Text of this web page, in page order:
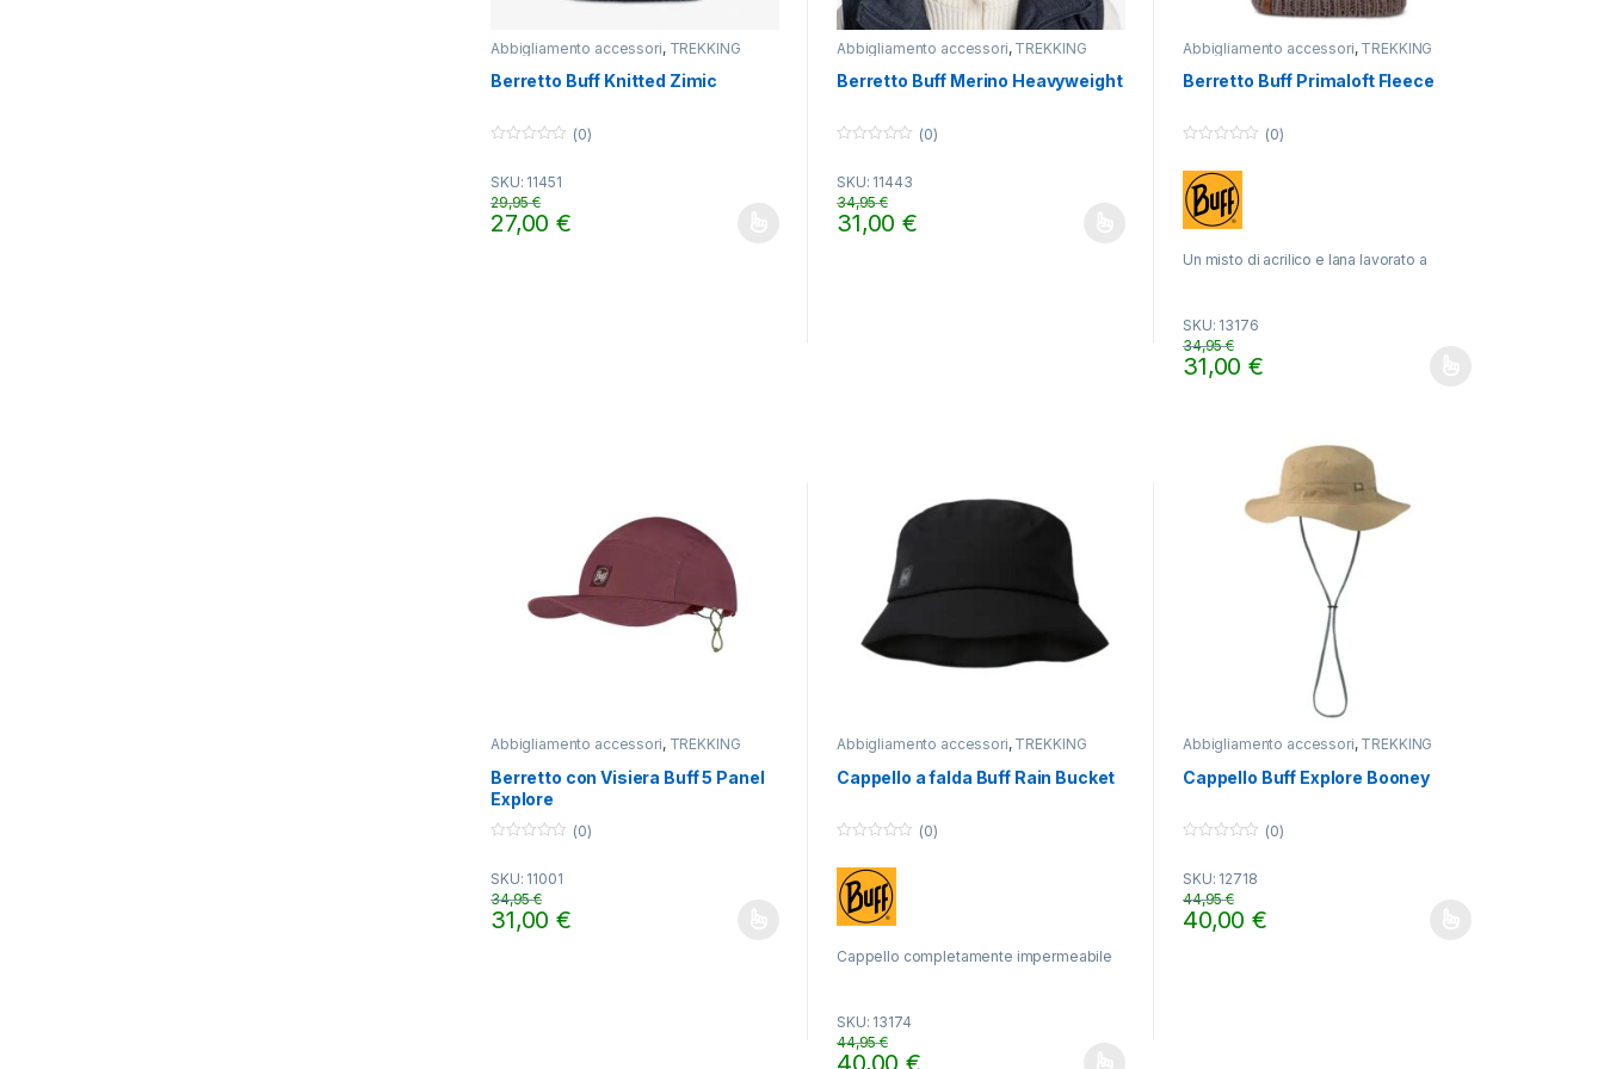
Abbigliamento accessori, TREKKING
Berretto Buff Knitted Zimic
u
t
o
f
(0)
SKU: 11451
27,00€
29,95€
Questo prodotto ha più varianti. Le opzioni possono essere scelte nella pagina del prodotto
Abbigliamento accessori, TREKKING
Berretto Buff Merino Heavyweight
u
t
o
f
(0)
SKU: 11443
31,00€
34,95€
Questo prodotto ha più varianti. Le opzioni possono essere scelte nella pagina del prodotto
Abbigliamento accessori, TREKKING
Berretto Buff Primaloft Fleece
o
u
t
o
(0)
Un misto di acrilico e lana lavorato a
SKU: 13176
31,00€
34,95€
Questo prodotto ha più varianti. Le opzioni possono
Abbigliamento accessori, TREKKING
Berretto con Visiera Buff 5 Panel
Explore
u
t
o
f
(0)
SKU: 11001
31,00€
34,95€
Questo prodotto ha più varianti. Le opzioni possono essere scelte nella pagina del prodotto
Abbigliamento accessori, TREKKING
Cappello a falda Buff Rain Bucket
o
u
t
o
(0)
Cappello completamente impermeabile
SKU: 13174
40,00€
44,95€
Abbigliamento accessori, TREKKING
Cappello Buff Explore Booney
u
o
f
(0)
SKU: 12718
40,00€
44,95€
Questo prodotto ha più varianti. Le opzioni possono